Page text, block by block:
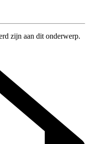
zijn aan dit onderwerp.